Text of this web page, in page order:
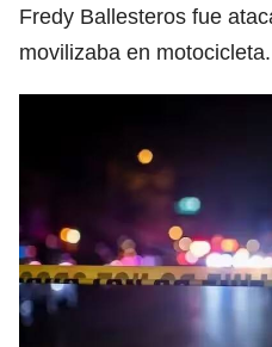
Fredy Ballesteros fue
movilizaba en motocicleta.